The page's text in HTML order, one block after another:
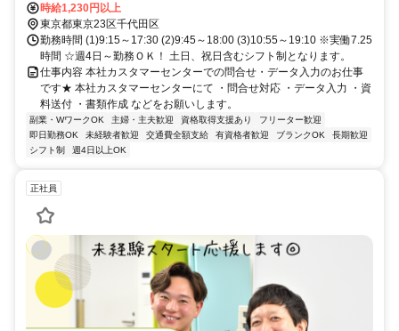
時給1,230円以上
東京都東京23区千代田区
勤務時間 (1)9:15～17:30 (2)9:45～18:00 (3)10:55～19:10 ※実働7.25
時間 ☆週4日～勤務ＯＫ！ 土日、祝日含むシフト制となります。
仕事内容 本社カスタマーセンターでの問合せ・データ入力のお仕事
です★ 本社カスタマーセンターにて ・問合せ対応 ・データ入力 ・資
料送付 ・書類作成 などをお願いします。
副業・WワークOK 主婦・主夫歓迎 資格取得支援あり
フリーター歓迎
即日勤務OK
未経験者歓迎 交通費全額支給 有資格者歓迎 ブランクOK
長期歓迎
シフト制
週4日以上OK
正社員